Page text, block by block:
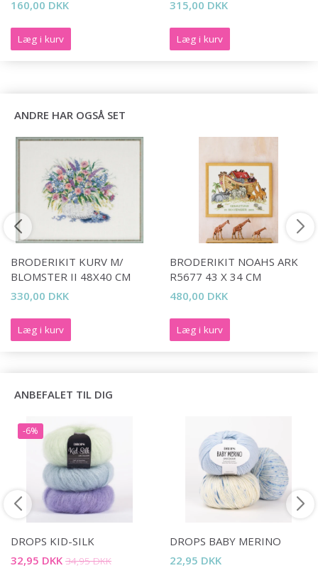
160,00 DKK
Læg i kurv
315,00 DKK
Læg i kurv
ANDRE HAR OGSÅ SET
BRODERIKIT KURV M/
BLOMSTER II 48X40 CM
330,00 DKK
Læg i kurv
BRODERIKIT NOAHS ARK
R5677 43 X 34 CM
480,00 DKK
Læg i kurv
ANBEFALET TIL DIG
-6%
DROPS KID-SILK
32,95 DKK 34,95 DKK
DROPS BABY MERINO
22,95 DKK